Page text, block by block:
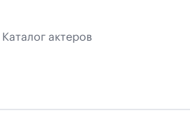
Каталог актеров